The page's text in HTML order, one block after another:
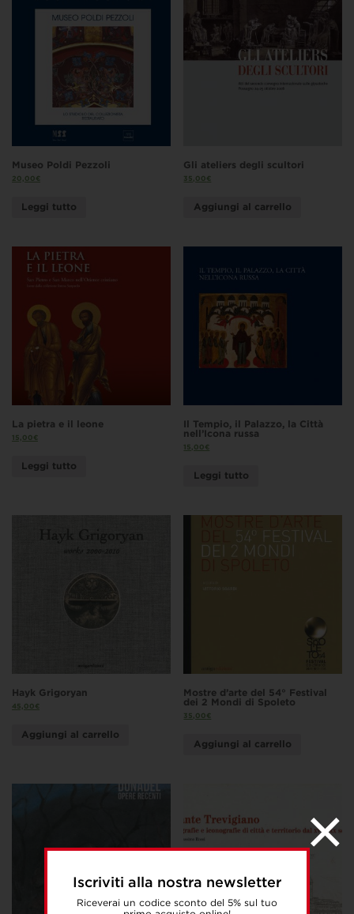
Iscriviti alla nostra newsletter
Riceverai un codice sconto del 5% sul tuo
Museo Poldi Pezzoli
20,00€
Leggi tutto
Gli ateliers degli scultori
35,00€
Aggiungi al carrello
La pietra e il leone
15,00€
Leggi tutto
Il Tempio, il Palazzo, la Città
nell’Icona russa
15,00€
Leggi tutto
Hayk Grigoryan
45,00€
Aggiungi al carrello
Mostre d’arte del 54° Festival
dei 2 Mondi di Spoleto
35,00€
Aggiungi al carrello